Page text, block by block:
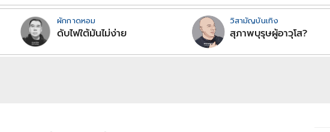
ผักกาดหอม
ดับไฟใต้มันไม่ง่าย
วิสามัญบันเทิง
สุภาพบุรุษผู้อาวุโส?